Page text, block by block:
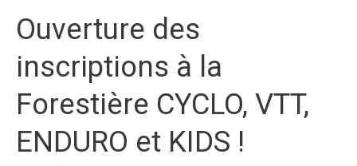
Ouverture des
inscriptions à la
Forestière CYCLO, VTT,
ENDURO et KIDS !
inscriptions
la
CYCLO,
ENDURO